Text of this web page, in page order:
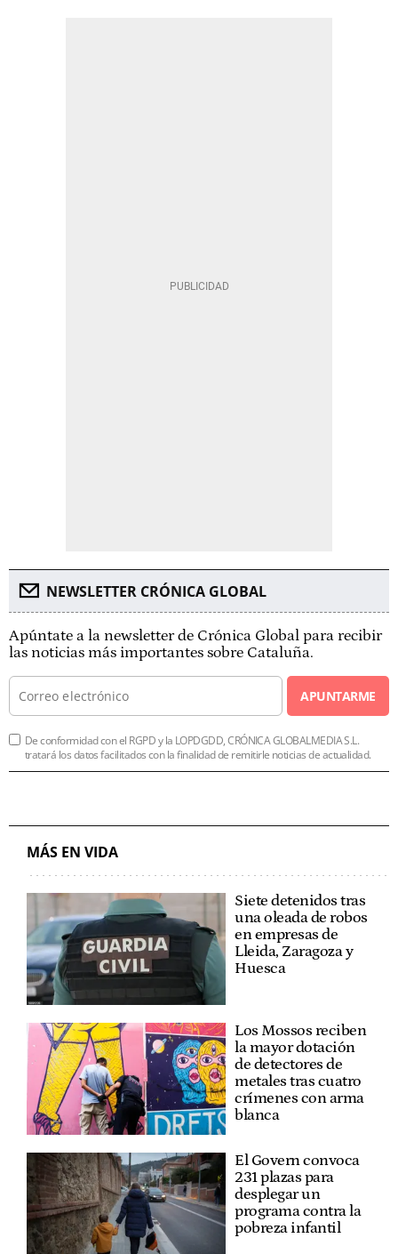
NEWSLETTER CRÓNICA GLOBAL
Apúntate a la newsletter de Crónica Global para recibir
las noticias más importantes sobre Cataluña.
APUNTARME
De conformidad con el RGPD y la LOPDGDD, CRÓNICA GLOBALMEDIA S.L.
tratará los datos facilitados con la finalidad de remitirle noticias de actualidad.
MÁS EN VIDA
Siete detenidos tras
una oleada de robos
en empresas de
Lleida, Zaragoza y
Huesca
Los Mossos reciben
la mayor dotación
de detectores de
metales tras cuatro
crímenes con arma
blanca
El Govern convoca
231 plazas para
desplegar un
programa contra la
pobreza infantil